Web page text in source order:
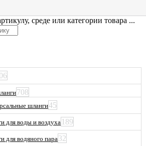
среде или категории товара ...
708
шланги45
для воды и воздуха 189
для водяного пара32